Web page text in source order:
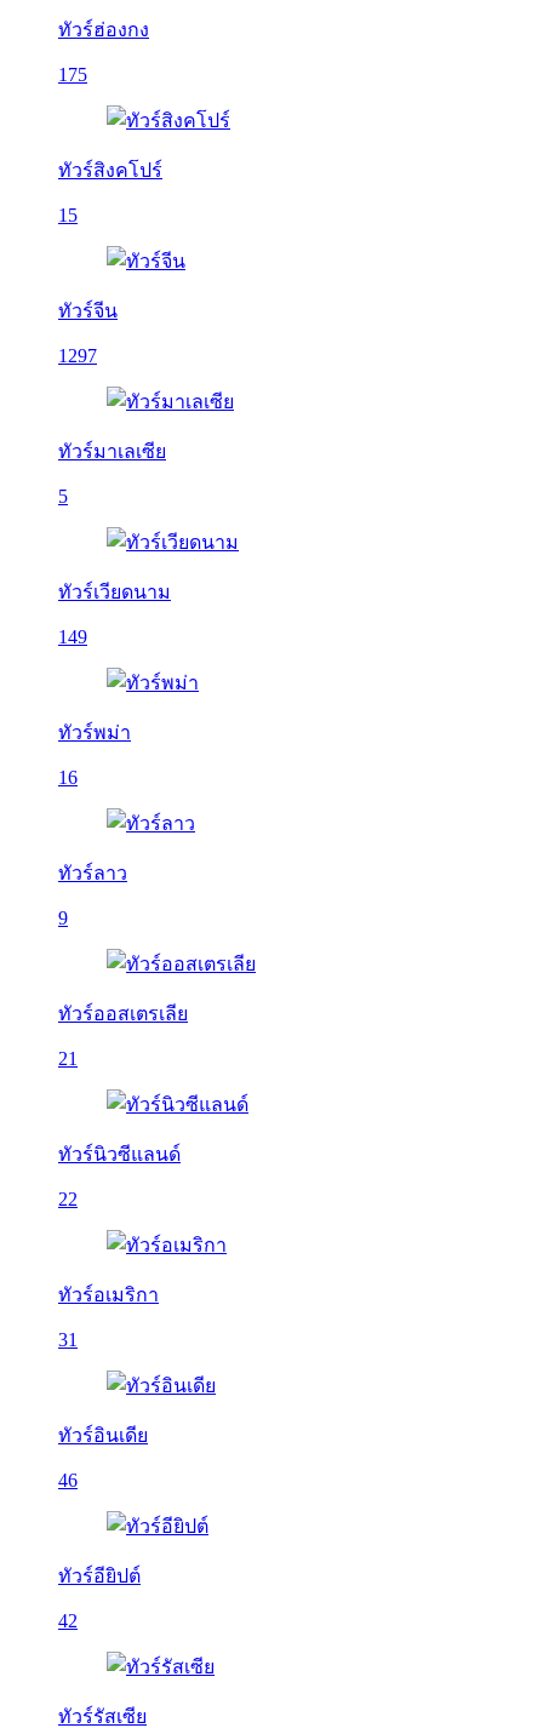
ทัวร์ฮ่องกง
175
ทัวร์สิงคโปร์
15
ทัวร์จีน
1297
ทัวร์มาเลเซีย
5
ทัวร์เวียดนาม
149
ทัวร์พม่า
16
ทัวร์ลาว
9
ทัวร์ออสเตรเลีย
21
ทัวร์นิวซีแลนด์
22
ทัวร์อเมริกา
31
ทัวร์อินเดีย
46
ทัวร์อียิปต์
42
ทัวร์รัสเซีย